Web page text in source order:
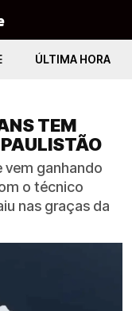
ÚLTIMA HORA
TEM
ganhando
o técnico
nas graças da